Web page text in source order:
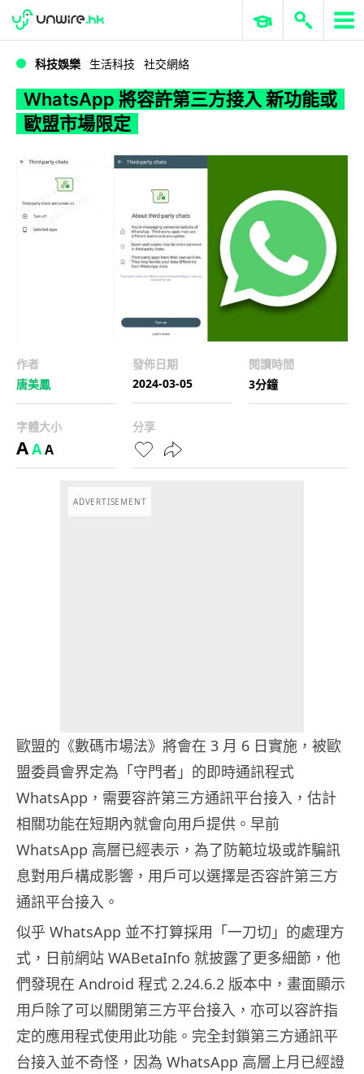
WWDC 2026 ERP 與商業 AI
科技娛樂 生活科技 社交網絡
WhatsApp 將容許第三方接入 新功能或
歐盟市場限定
作者
唐美鳳
發佈日期
2024-03-05
閱讀時間
3分鐘
字體大小
AAA
分享
ADVERTISEMENT
歐盟的《數碼市場法》將會在 3 月 6 日實施，被歐
盟委員會界定為「守門者」的即時通訊程式
WhatsApp，需要容許第三方通訊平台接入，估計
相關功能在短期內就會向用戶提供。早前
WhatsApp 高層已經表示，為了防範垃圾或詐騙訊
息對用戶構成影響，用戶可以選擇是否容許第三方
通訊平台接入。
似乎 WhatsApp 並不打算採用「一刀切」的處理方
式，日前網站 WABetaInfo 就披露了更多細節，他
們發現在 Android 程式 2.24.6.2 版本中，畫面顯示
用戶除了可以關閉第三方平台接入，亦可以容許指
定的應用程式使用此功能。完全封鎖第三方通訊平
台接入並不奇怪，因為 WhatsApp 高層上月已經證